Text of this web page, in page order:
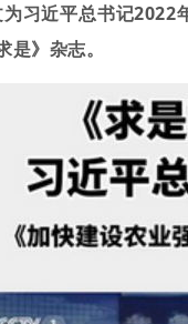
为习近平总书记
是》杂志。